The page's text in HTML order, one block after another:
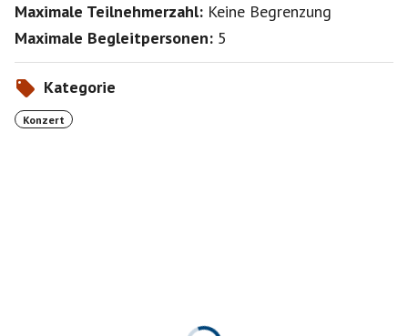
Maximale Teilnehmerzahl: Keine Begrenzung
Maximale Begleitpersonen: 5
Kategorie
Konzert